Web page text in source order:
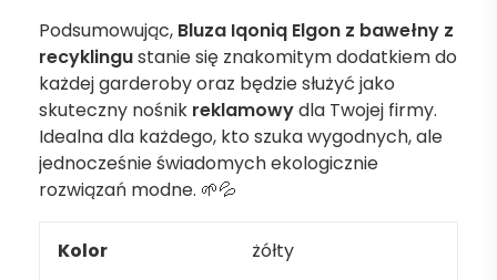
Podsumowując, Bluza Iqoniq Elgon z bawełny z
recyklingustanie się znakomitym dodatkiem do
każdej garderoby oraz będzie służyć jako
skuteczny nośnik reklamowydla Twojej firmy.
Idealna dla każdego, kto szuka wygodnych, ale
jednocześnie świadomych ekologicznie
rozwiązań modne. 🌱💦
Kolor żółty